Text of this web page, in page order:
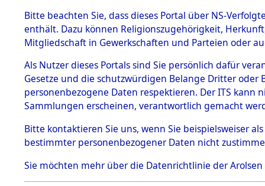
BESTÄNDE
1.
mente
5. Verschiedenes
5.3
Todesmärsche
5.3.1 Alliierte
Erhebungen
zu
Todesmärsch
en
5.3.2
über
US-
Bitte beachten Sie, dass dieses Portal über NS-
enthält. Dazu können Religionszugehörigkeit,
Mitgliedschaft in Gewerkschaften und Parteien oder
Als Nutzer dieses Portals sind Sie persönlich dafür
Gesetze und die schutzwürdigen Belange Dritter
personenbezogene Daten respektieren. Der ITS
Sammlungen erscheinen, verantwortlich gemacht
Bitte kontaktieren Sie uns, wenn Sie beispielsweiser
bestimmter personenbezogener Daten nicht
Sie möchten mehr über die Datenrichtlinie der Arolsen